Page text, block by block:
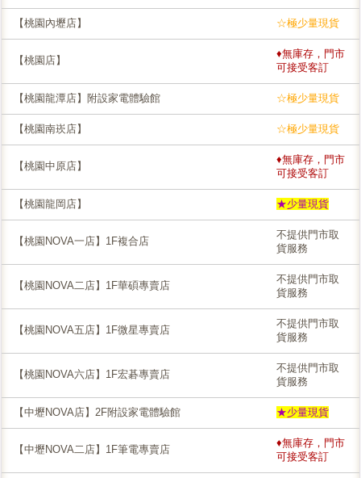
【桃園內壢店】 ☆極少量現貨
【桃園店】
♦無庫存，門市
可接受客訂
【桃園龍潭店】附設家電體驗館 ☆極少量現貨
【桃園南崁店】 ☆極少量現貨
【桃園中原店】
♦無庫存，門市
可接受客訂
【桃園龍岡店】 ★少量現貨
【桃園NOVA一店】1F複合店
不提供門市取
貨服務
【桃園NOVA二店】1F華碩專賣店
不提供門市取
貨服務
【桃園NOVA五店】1F微星專賣店
不提供門市取
貨服務
【桃園NOVA六店】1F宏碁專賣店
不提供門市取
貨服務
【中壢NOVA店】2F附設家電體驗館 ★少量現貨
【中壢NOVA二店】1F筆電專賣店
♦無庫存，門市
可接受客訂